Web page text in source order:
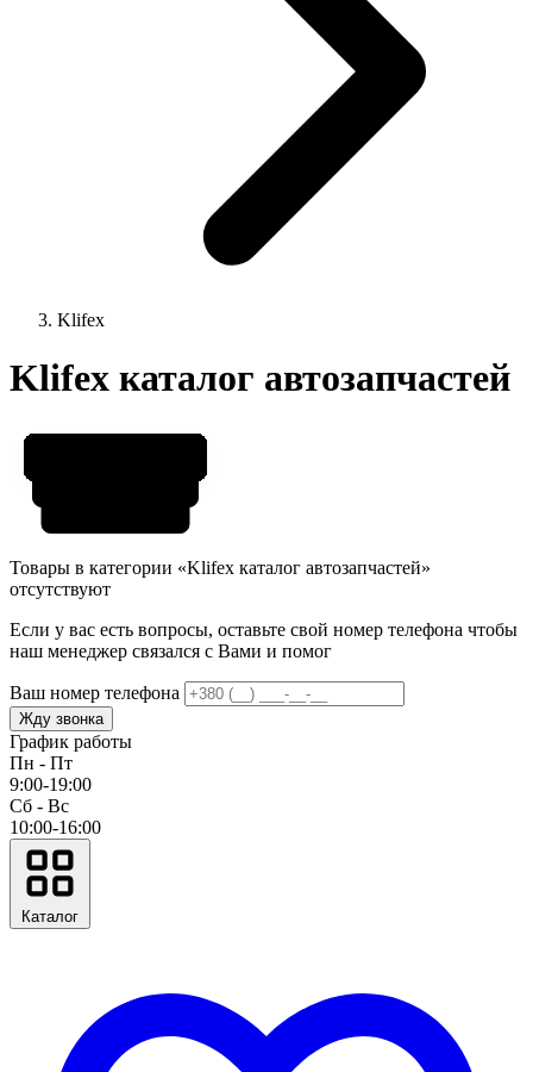
Klifex
Klifex каталог автозапчастей
Товары в категории «Klifex каталог автозапчастей»
отсутствуют
Если у вас есть вопросы, оставьте свой номер телефона чтобы
наш менеджер связался с Вами и помог
Ваш номер телефона
Жду звонка
График работы
Пн - Пт
9:00-19:00
Сб - Вс
10:00-16:00
Каталог